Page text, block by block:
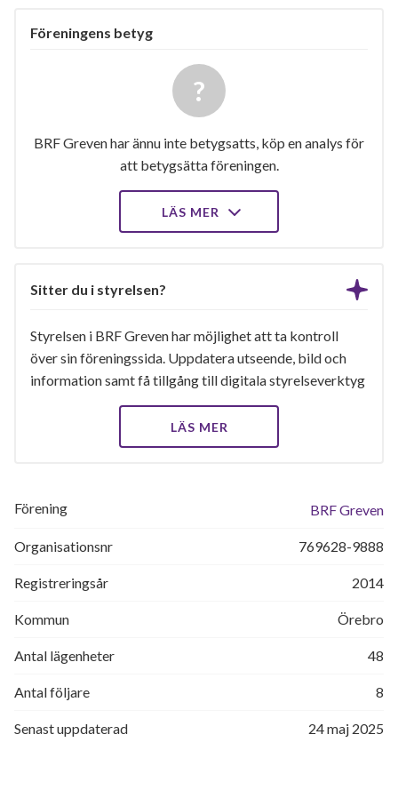
Föreningens betyg
BRF Greven har ännu inte betygsatts, köp en analys för
att betygsätta föreningen.
LÄS MER
Sitter du i styrelsen?
Styrelsen i BRF Greven har möjlighet att ta kontroll
över sin föreningssida. Uppdatera utseende, bild och
information samt få tillgång till digitala styrelseverktyg
LÄS MER
Förening BRF Greven
Organisationsnr 769628-9888
Registreringsår 2014
Kommun Örebro
Antal lägenheter 48
Antal följare 8
Senast uppdaterad 24 maj 2025